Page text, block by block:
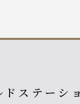
ドステーシ